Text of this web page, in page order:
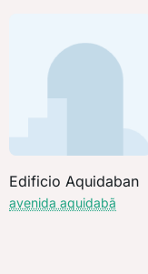
Edificio Aquidaban
avenida aquidabã